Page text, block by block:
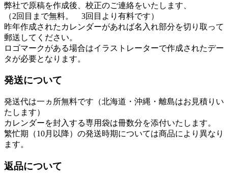
弊社で原稿を作成後、校正のご連絡をいたします、
（2回目まで無料。 3回目より有料です）
昨年作成されたカレンダーがあれば名入れ部分を切り取って
郵送してください。
ロゴマークがある場合はイラストレーターで作成されたデー
タが必要となります。
発送について
発送代は一ヵ所無料です（北海道・沖縄・離島はお見積りい
たします）
カレンダーを封入する専用袋は冊数分を添付いたします。
繁忙期（10月以降）の発送時期については商品により異なり
ます。
返品について